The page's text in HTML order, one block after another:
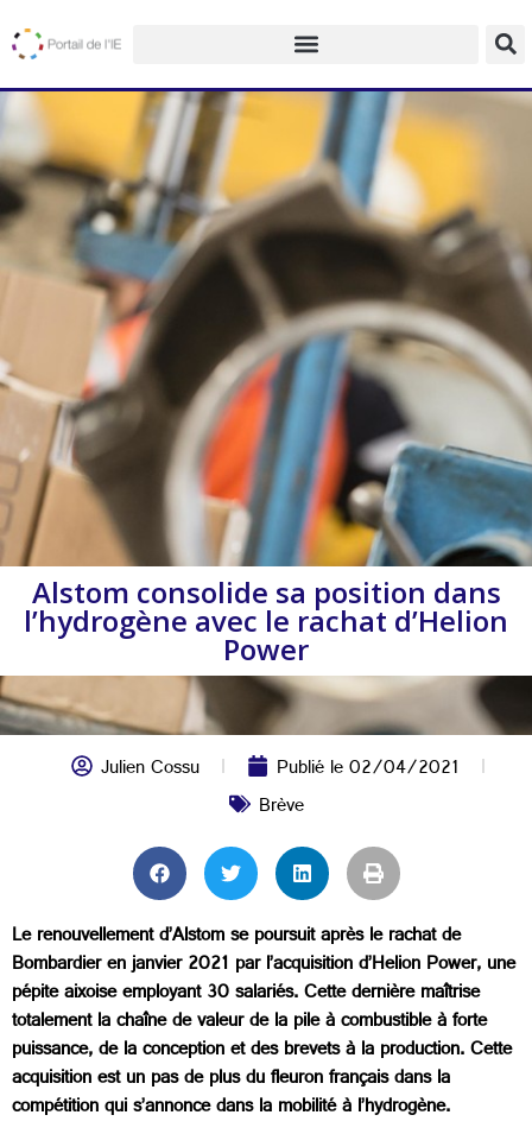
Alstom consolide sa position dans
l’hydrogène avec le rachat d’Helion
Power
Julien Cossu Publié le02/04/2021
Brève
Le renouvellement d’Alstom se poursuit après le rachat de
Bombardier en janvier 2021 par l’acquisition d’Helion Power, une
pépite aixoise employant 30 salariés. Cette dernière maîtrise
totalement la chaîne de valeur de la pile à combustible à forte
puissance, de la conception et des brevets à la production. Cette
acquisition est un pas de plus du fleuron français dans la
compétition qui s’annonce dans la mobilité à l’hydrogène.